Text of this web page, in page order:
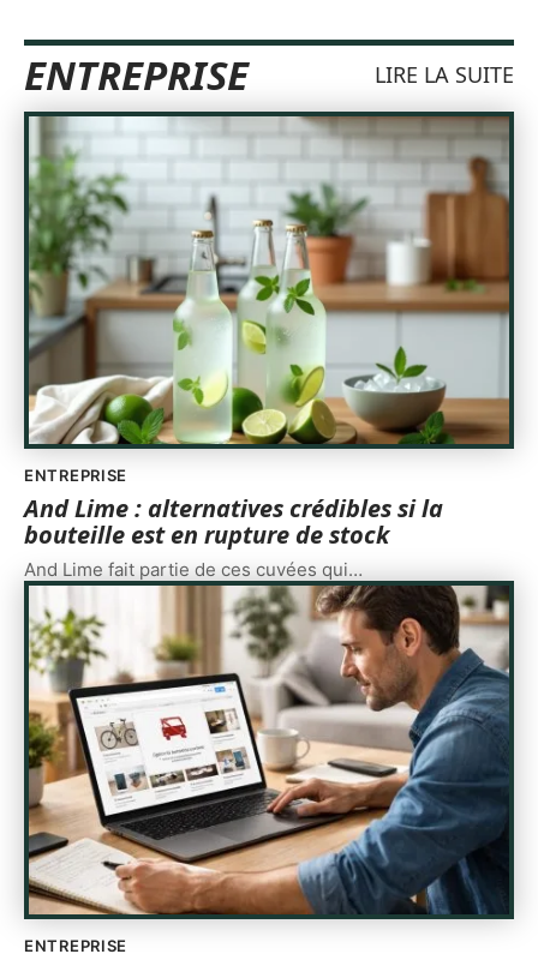
ENTREPRISE LIRE LA SUITE
ENTREPRISE
And Lime : alternatives crédibles si la
bouteille est en rupture de stock
And Lime fait partie de ces cuvées qui…
ENTREPRISE